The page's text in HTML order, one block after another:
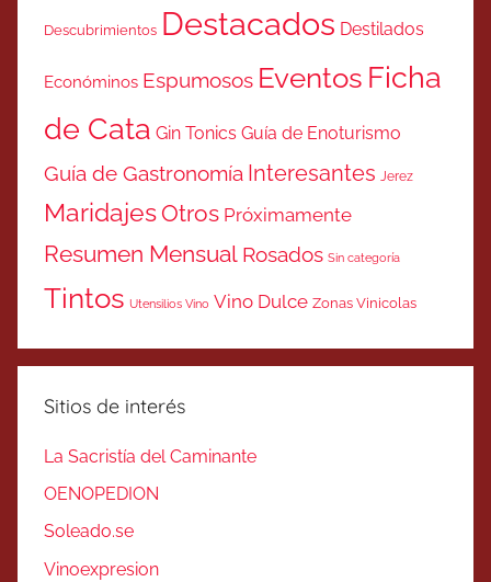
Descubrimientos Destacados Destilados
Económinos Espumosos Eventos Ficha
de Cata Gin Tonics Guía de Enoturismo
Guía de Gastronomía Interesantes Jerez
MaridajesOtros Próximamente
Resumen Mensual Rosados Sin categoría
Tintos Utensilios Vino Vino Dulce Zonas Vinicolas
Sitios de interés
La Sacristía del Caminante
OENOPEDION
Soleado.se
Vinoexpresion